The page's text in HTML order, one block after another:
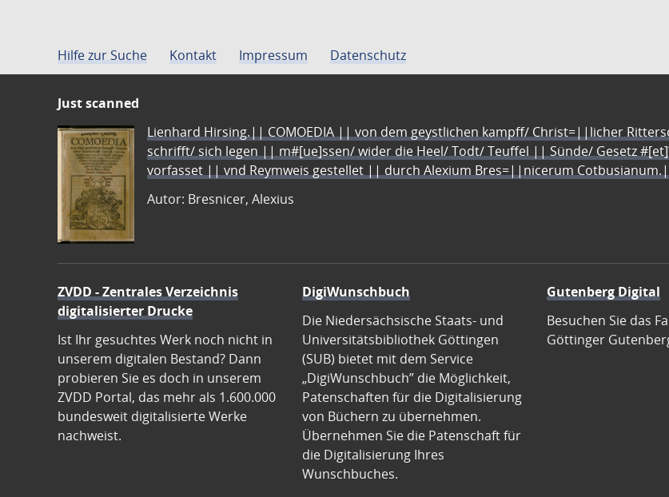
Hilfe zur Suche Kontakt Impressum Datenschutz
Just scanned
Lienhard Hirsing.|| COMOEDIA || von dem geystlichen kampff/ Christ=||licher
schrifft/ sich legen || m#[ue]ssen/ wider die Heel/ Todt/ Teuffel || Sünde/ Gesetz
vorfasset || vnd Reymweis gestellet || durch Alexium Bres=||nicerum
Autor: Bresnicer, Alexius
ZVDD - Zentrales Verzeichnis
digitalisierter Drucke
Ist Ihr gesuchtes Werk noch nicht in
unserem digitalen Bestand? Dann
probieren Sie es doch in unserem
ZVDD Portal, das mehr als 1.600.000
bundesweit digitalisierte Werke
nachweist.
DigiWunschbuch
Die Niedersächsische Staats- und
Universitätsbibliothek Göttingen
(SUB) bietet mit dem Service
„DigiWunschbuch” die Möglichkeit,
Patenschaften für die Digitalisierung
von Büchern zu übernehmen.
Übernehmen Sie die Patenschaft für
die Digitalisierung Ihres
Wunschbuches.
Gutenberg Digital
Besuchen Sie das
Göttinger